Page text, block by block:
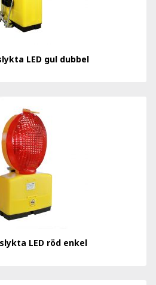
LED gul dubbel
LED röd enkel